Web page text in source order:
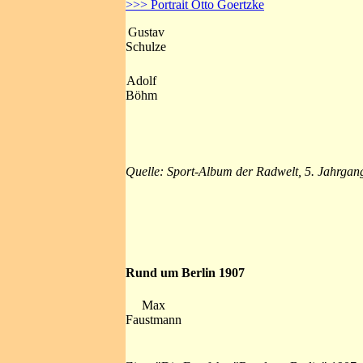
>>> Portrait Otto Goertzke
Gustav
Schulze
Adolf
Böhm
Quelle: Sport-Album der Radwelt, 5.
Rund um Berlin 1907
Max
Faustmann